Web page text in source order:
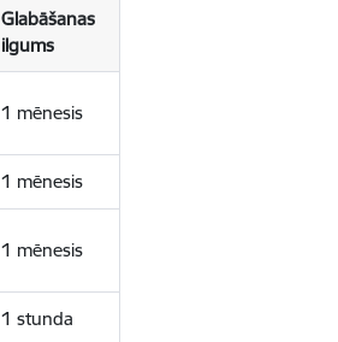
Glabāšanas
ilgums
1 mēnesis
1 mēnesis
1 mēnesis
1 stunda